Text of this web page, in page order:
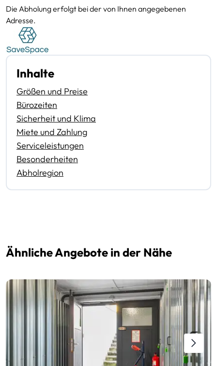
Die Abholung erfolgt bei der von Ihnen angegebenen
Adresse.
Inhalte
Größen und Preise
Bürozeiten
Sicherheit und Klima
Miete und Zahlung
Serviceleistungen
Besonderheiten
Abholregion
Ähnliche Angebote in der Nähe